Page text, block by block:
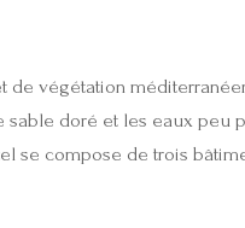
de végétation
doré et les eaux peu
se compose de trois